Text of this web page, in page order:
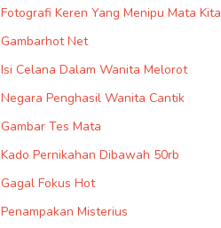
Fotografi Keren Yang Menipu Mata Kita
Gambarhot Net
Isi Celana Dalam Wanita Melorot
Negara Penghasil Wanita Cantik
Gambar Tes Mata
Kado Pernikahan Dibawah 50rb
Gagal Fokus Hot
Penampakan Misterius